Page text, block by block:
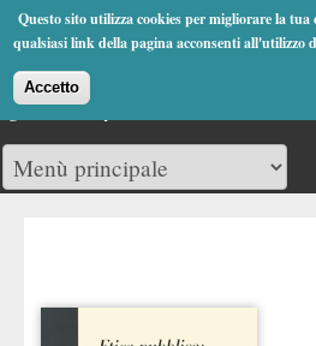
Questo sito utilizza cookies per migliorare la
qualsiasi link della pagina acconsenti all'utilizzo
Accetto
Jump to Navigation